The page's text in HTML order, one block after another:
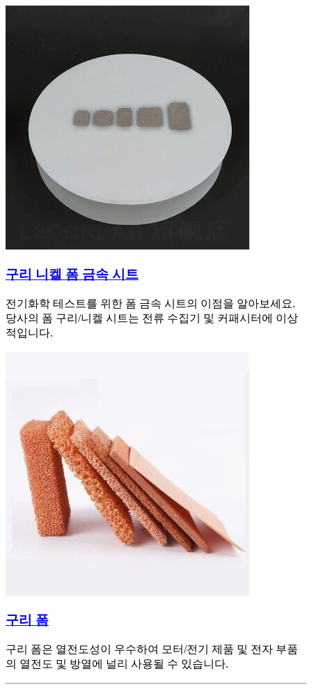
구리 니켈 폼 금속 시트
전기화학 테스트를 위한 폼 금속 시트의 이점을 알아보세요.
당사의 폼 구리/니켈 시트는 전류 수집기 및 커패시터에 이상
적입니다.
구리 폼
구리 폼은 열전도성이 우수하여 모터/전기 제품 및 전자 부품
의 열전도 및 방열에 널리 사용될 수 있습니다.